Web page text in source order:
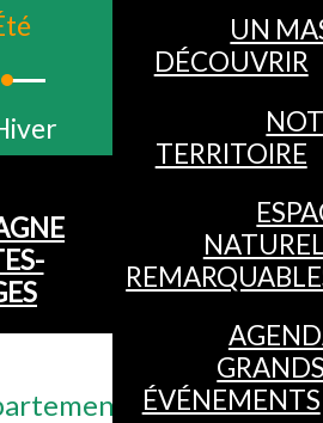
UN
DÉCOUVRIR
TERRITOIRE
GRANDS
ÉVÉNEMENTS
6 personnes -